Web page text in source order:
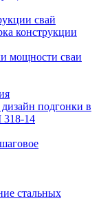
свай
конструкции
мощности сваи
подгонки в
318-14
стальных